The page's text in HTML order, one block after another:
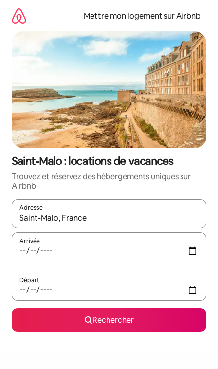
directement
contenu
Mettre mon logement sur Airbnb
Saint-Malo : locations de vacances
Trouvez et réservez des hébergements uniques sur
Airbnb
Adresse
Lorsque les résultats s'affichent, utilisez les flèches vers le
Arrivée
Départ
Rechercher